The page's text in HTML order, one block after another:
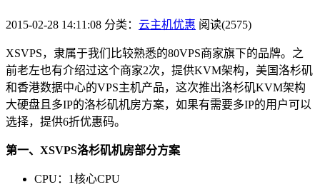
2015-02-28 14:11:08 分类： 云主机优惠 阅读(2575)
XSVPS，隶属于我们比较熟悉的80VPS商家旗下的品牌。之
前老左也有介绍过这个商家2次，提供KVM架构，美国洛杉矶
和香港数据中心的VPS主机产品，这次推出洛杉矶KVM架构
大硬盘且多IP的洛杉矶机房方案，如果有需要多IP的用户可以
选择，提供6折优惠码。
第一、XSVPS洛杉矶机房部分方案
CPU：1核心CPU